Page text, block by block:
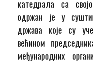
катедрала са
одржан је у
држава које су
већином
међународних